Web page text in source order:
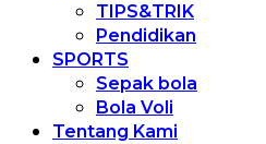
TIPS&TRIK
Pendidikan
SPORTS
Sepak bola
Bola Voli
Tentang Kami